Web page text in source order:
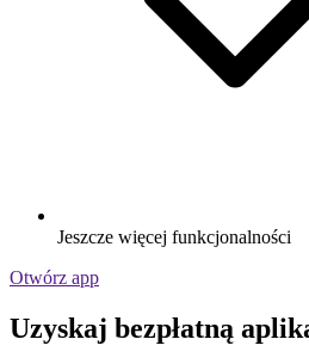
Jeszcze więcej funkcjonalności
Otwórz app
Uzyskaj bezpłatną